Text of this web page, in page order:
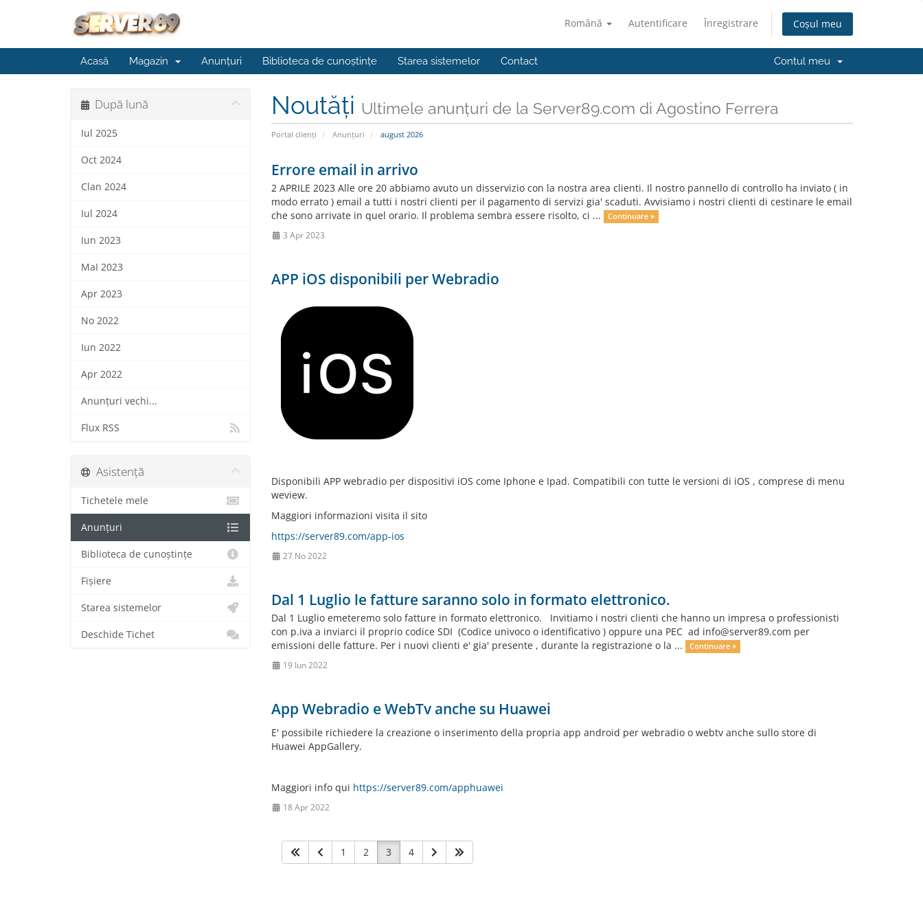
Română Autentificare Înregistrare Coșul meu
Acasă Magazin Anunțuri Biblioteca de cunoștințe Starea sistemelor Contact Contul meu
Noutăți Ultimele anunțuri de la Server89.com di Agostino Ferrera
Portal clienți Anunțuri august 2026
După lună
Iul 2025
Oct 2024
Clan 2024
Iul 2024
Iun 2023
MaI 2023
Apr 2023
No 2022
Iun 2022
Apr 2022
Anunțuri vechi...
Flux RSS
Errore email in arrivo
2 APRILE 2023 Alle ore 20 abbiamo avuto un disservizio con la nostra area clienti. Il nostro pannello di controllo ha inviato ( in
modo errato ) email a tutti i nostri clienti per il pagamento di servizi gia' scaduti. Avvisiamo i nostri clienti di cestinare le email
che sono arrivate in quel orario. Il problema sembra essere risolto, ci ...
Continuare »
3 Apr 2023
APP iOS disponibili per Webradio
Disponibili APP webradio per dispositivi iOS come Iphone e Ipad. Compatibili con tutte le versioni di iOS , comprese di menu
weview.
Maggiori informazioni visita il sito
https://server89.com/app-ios
27 No 2022
Dal 1 Luglio le fatture saranno solo in formato elettronico.
Dal 1 Luglio emeteremo solo fatture in formato elettronico. Invitiamo i nostri clienti che hanno un impresa o professionisti
con p.iva a inviarci il proprio codice SDI (Codice univoco o identificativo ) oppure una PEC ad info@server89.com per
emissioni delle fatture. Per i nuovi clienti e' gia' presente , durante la registrazione o la ...
Continuare »
19 Iun 2022
App Webradio e WebTv anche su Huawei
E' possibile richiedere la creazione o inserimento della propria app android per webradio o webtv anche sullo store di
Huawei AppGallery.
Maggiori info qui https://server89.com/apphuawei
18 Apr 2022
1 2 3 4
Asistență
Tichetele mele
Anunțuri
Biblioteca de cunoștințe
Fișiere
Starea sistemelor
Deschide Tichet